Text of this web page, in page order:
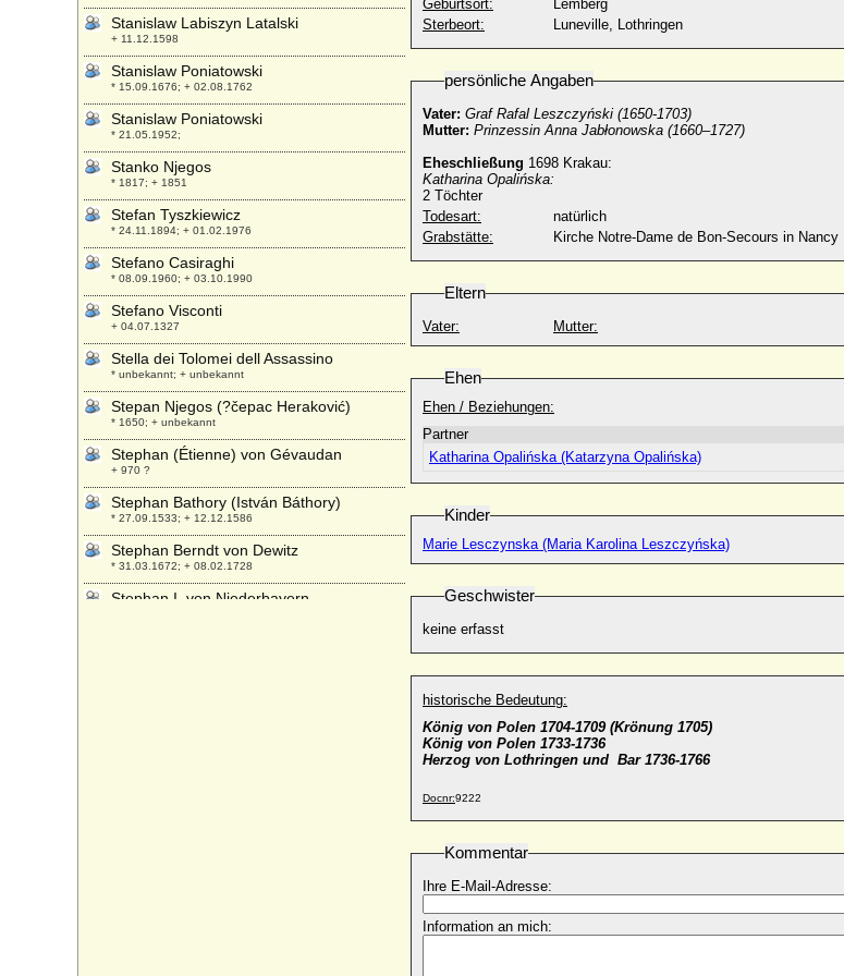
Geburtsort:
Lemberg
Sterbeort:
Luneville, Lothringen
persönliche Angaben
Vater: Graf Rafal Leszczyński (1650-1703)
Mutter: Prinzessin Anna Jabłonowska (1660–1727)
Eheschließung 1698 Krakau:
Katharina Opalińska:
2 Töchter
Todesart:
natürlich
Grabstätte:
Kirche Notre-Dame de Bon-Secours in Nancy
Eltern
Vater: Mutter:
Ehen
Ehen / Beziehungen:
Partner
Katharina Opalińska (Katarzyna Opalińska)
Kinder
Marie Lesczynska (Maria Karolina Leszczyńska)
Geschwister
keine erfasst
historische Bedeutung:
König von Polen 1704-1709 (Krönung 1705)
König von Polen 1733-1736
Herzog von Lothringen und Bar 1736-1766
Docnr:9222
Kommentar
Ihre E-Mail-Adresse:
Information an mich:
Stanislaw Labiszyn Latalski
+ 11.12.1598
Stanislaw Poniatowski
* 15.09.1676; + 02.08.1762
Stanislaw Poniatowski
* 21.05.1952;
Stanko Njegos
* 1817; + 1851
Stefan Tyszkiewicz
* 24.11.1894; + 01.02.1976
Stefano Casiraghi
* 08.09.1960; + 03.10.1990
Stefano Visconti
+ 04.07.1327
Stella dei Tolomei dell Assassino
* unbekannt; + unbekannt
Stepan Njegos (?čepac Heraković)
* 1650; + unbekannt
Stephan (Étienne) von Gévaudan
+ 970 ?
Stephan Bathory (István Báthory)
* 27.09.1533; + 12.12.1586
Stephan Berndt von Dewitz
* 31.03.1672; + 08.02.1728
Stephan I. von Niederbayern